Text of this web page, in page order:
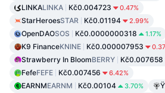
LINKALINKA Kč0.004723 0.47%
StarHeroesSTAR Kč0.01194 2.99%
OpenDAOSOS Kč0.0000000318 1.17%
K9 FinanceKNINE Kč0.000007953
Strawberry In BloomBERRY Kč0.007658
FefeFEFE Kč0.007456 6.42%
EARNMEARNM Kč0.00104 3.70% Ÿ